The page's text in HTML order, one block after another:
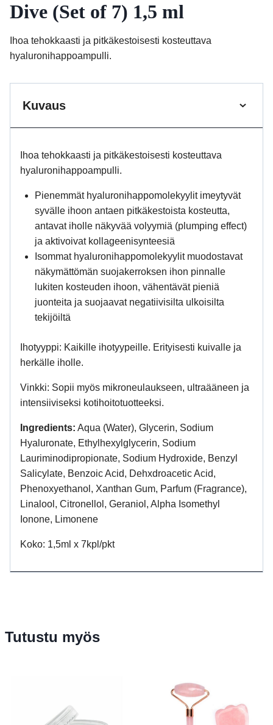
Dive (Set of 7) 1,5 ml
Ihoa tehokkaasti ja pitkäkestoisesti kosteuttava
hyaluronihappoampulli.
Kuvaus
Ihoa tehokkaasti ja pitkäkestoisesti kosteuttava
hyaluronihappoampulli.
Pienemmät hyaluronihappomolekyylit imeytyvät
syvälle ihoon antaen pitkäkestoista kosteutta,
antavat iholle näkyvää volyymiä (plumping effect)
ja aktivoivat kollageenisynteesiä
Isommat hyaluronihappomolekyylit muodostavat
näkymättömän suojakerroksen ihon pinnalle
lukiten kosteuden ihoon, vähentävät pieniä
juonteita ja suojaavat negatiivisilta ulkoisilta
tekijöiltä
Ihotyyppi: Kaikille ihotyypeille. Erityisesti kuivalle ja
herkälle iholle.
Vinkki: Sopii myös mikroneulaukseen, ultraääneen ja
intensiiviseksi kotihoitotuotteeksi.
Ingredients: Aqua (Water), Glycerin, Sodium
Hyaluronate, Ethylhexylglycerin, Sodium
Lauriminodipropionate, Sodium Hydroxide, Benzyl
Salicylate, Benzoic Acid, Dehxdroacetic Acid,
Phenoxyethanol, Xanthan Gum, Parfum (Fragrance),
Linalool, Citronellol, Geraniol, Alpha Isomethyl
Ionone, Limonene
Koko: 1,5ml x 7kpl/pkt
Tutustu myös